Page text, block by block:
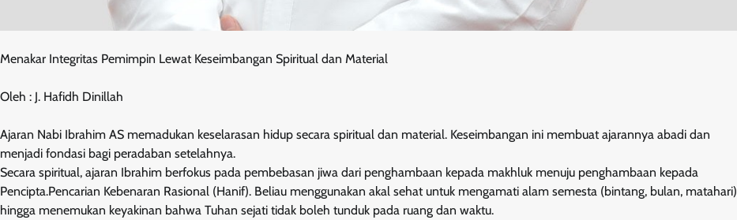
Menakar Integritas Pemimpin Lewat Keseimbangan Spiritual dan Material
Oleh : J. Hafidh Dinillah
Ajaran Nabi Ibrahim AS memadukan keselarasan hidup secara spiritual dan material. Keseimbangan ini membuat ajarannya abadi dan
menjadi fondasi bagi peradaban setelahnya.
Secara spiritual, ajaran Ibrahim berfokus pada pembebasan jiwa dari penghambaan kepada makhluk menuju penghambaan kepada
Pencipta.Pencarian Kebenaran Rasional (Hanif). Beliau menggunakan akal sehat untuk mengamati alam semesta (bintang, bulan, matahari)
hingga menemukan keyakinan bahwa Tuhan sejati tidak boleh tunduk pada ruang dan waktu.